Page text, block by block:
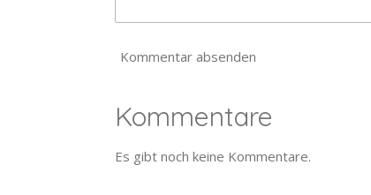
Kommentar absenden
Kommentare
Es gibt noch keine Kommentare.